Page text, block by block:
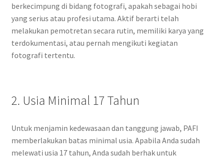
berkecimpung di bidang fotografi, apakah sebagai hobi
yang serius atau profesi utama. Aktif berarti telah
melakukan pemotretan secara rutin, memiliki karya yang
terdokumentasi, atau pernah mengikuti kegiatan
fotografi tertentu.
2. Usia Minimal 17 Tahun
Untuk menjamin kedewasaan dan tanggung jawab, PAFI
memberlakukan batas minimal usia. Apabila Anda sudah
melewati usia 17 tahun, Anda sudah berhak untuk